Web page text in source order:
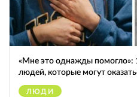
«Мне это однажды помогло»:
людей, которые могут
ЛЮДИ